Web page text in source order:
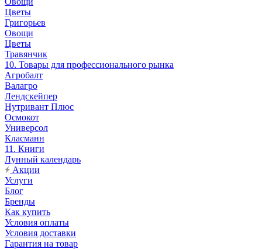
Цветы
Григорьев
Овощи
Цветы
Травянчик
10. Товары для профессионального рынка
Агробалт
Валагро
Лендскейпер
Нутривант Плюс
Осмокот
Универсол
Класманн
11. Книги
Лунный календарь
Акции
Услуги
Блог
Бренды
Как купить
Условия оплаты
Условия доставки
Гарантия на товар